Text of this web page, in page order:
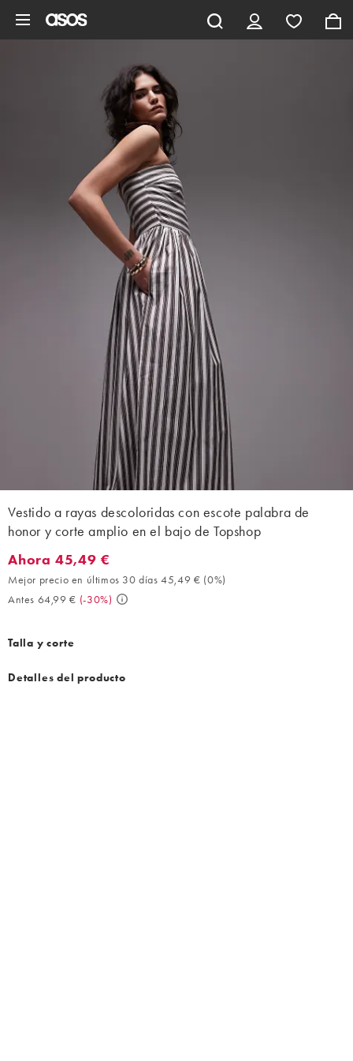
Vestido a rayas descoloridas con escote palabra de
honor y corte amplio en el bajo de Topshop
Ahora 45,49 €. Mejor precio en últimos 30 días 45,49 € (0%).
Ahora 45,49 €
Mejor precio en últimos 30 días 45,49 € (0%)
Antes 64,99 € (-30%)
Talla y corte
Detalles del producto